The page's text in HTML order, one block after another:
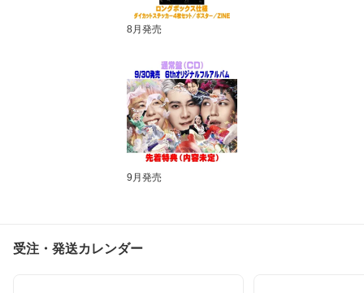
8月発売
9月発売
受注・発送カレンダー